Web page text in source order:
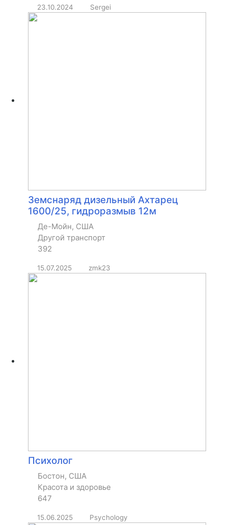
23.10.2024 Sergei
Земснаряд дизельный Ахтарец
1600/25, гидроразмыв 12м
Де-Мойн, США
Другой транспорт
392
15.07.2025 zmk23
Психолог
Бостон, США
Красота и здоровье
647
15.06.2025 Psychology